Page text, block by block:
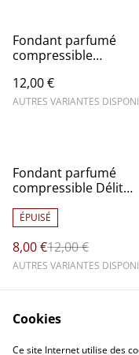
Fondant parfumé
compressible
wax
12,00 €
AUTRES VARIANTES
%
Fondant parfumé
compressible Délit
wax
ÉPUISÉ
8,00 €12,00 €
AUTRES VARIANTES
Cookies
Ce site Internet utilise des